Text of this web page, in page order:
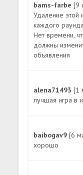
bams-farbe[9
Удаление этой
каждого
Нет времени,
должны
объявления
alena71493[1
лучшая игра в
baibogav9[6
хорошо